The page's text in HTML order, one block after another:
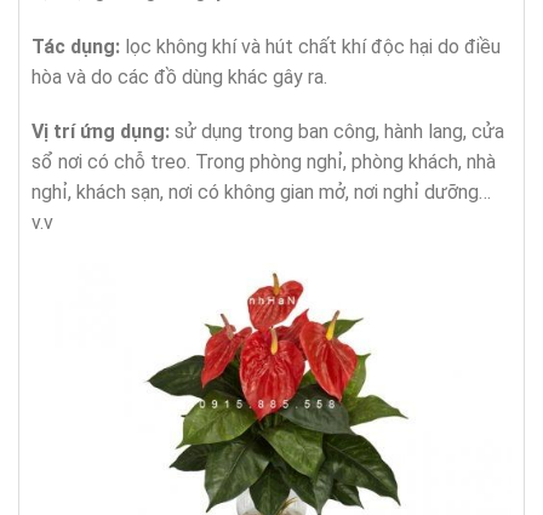
Tác dụng: lọc không khí và hút chất khí độc hại do điều
hòa và do các đồ dùng khác gây ra.
Vị trí ứng dụng: sử dụng trong ban công, hành lang, cửa
sổ nơi có chỗ treo. Trong phòng nghỉ, phòng khách, nhà
nghỉ, khách sạn, nơi có không gian mở, nơi nghỉ dưỡng…
v.v